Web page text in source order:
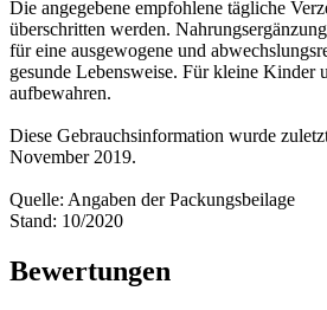
Die angegebene empfohlene tägliche
überschritten werden.
für eine ausgewogene und
gesunde Lebensweise. Für kleine Kinder
aufbewahren.
Diese Gebrauchsinformation wurde
November 2019.
Quelle: Angaben der Packungsbeilage
Stand: 10/2020
Bewertungen